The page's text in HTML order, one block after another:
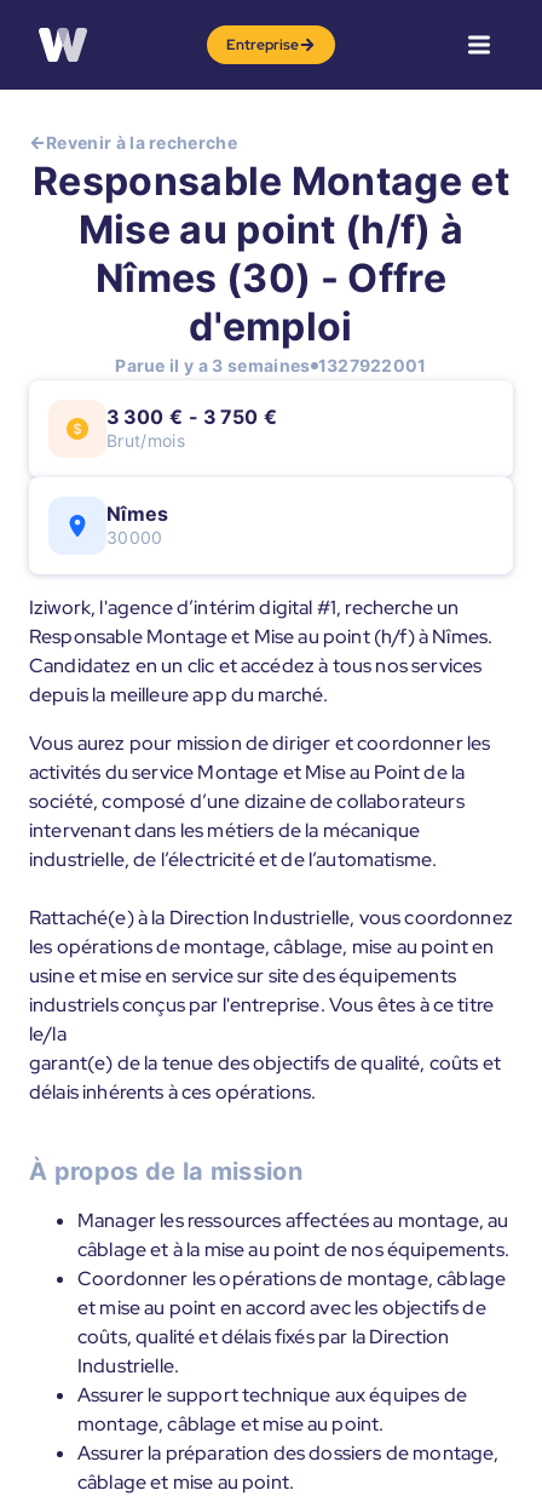
Entreprise
Revenir à la recherche
Responsable Montage et
Mise au point (h/f) à
Nîmes (30) - Offre
d'emploi
Parue il y a 3 semaines 1327922001
3 300 € - 3 750 €
Brut/mois
Nîmes
30000
Iziwork, l'agence d’intérim digital #1, recherche un
Responsable Montage et Mise au point (h/f) à Nîmes.
Candidatez en un clic et accédez à tous nos services
depuis la meilleure app du marché.
Vous aurez pour mission de diriger et coordonner les
activités du service Montage et Mise au Point de la
société, composé d’une dizaine de collaborateurs
intervenant dans les métiers de la mécanique
industrielle, de l’électricité et de l’automatisme.
Rattaché(e) à la Direction Industrielle, vous coordonnez
les opérations de montage, câblage, mise au point en
usine et mise en service sur site des équipements
industriels conçus par l'entreprise. Vous êtes à ce titre
le/la
garant(e) de la tenue des objectifs de qualité, coûts et
délais inhérents à ces opérations.
À propos de la mission
Manager les ressources affectées au montage, au
câblage et à la mise au point de nos équipements.
Coordonner les opérations de montage, câblage
et mise au point en accord avec les objectifs de
coûts, qualité et délais fixés par la Direction
Industrielle.
Assurer le support technique aux équipes de
montage, câblage et mise au point.
Assurer la préparation des dossiers de montage,
câblage et mise au point.